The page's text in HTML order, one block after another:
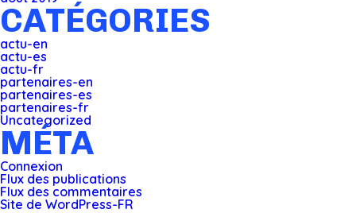
CATÉGORIES
actu-en
actu-es
actu-fr
partenaires-en
partenaires-es
partenaires-fr
Uncategorized
MÉTA
Connexion
Flux des publications
Flux des commentaires
Site de WordPress-FR